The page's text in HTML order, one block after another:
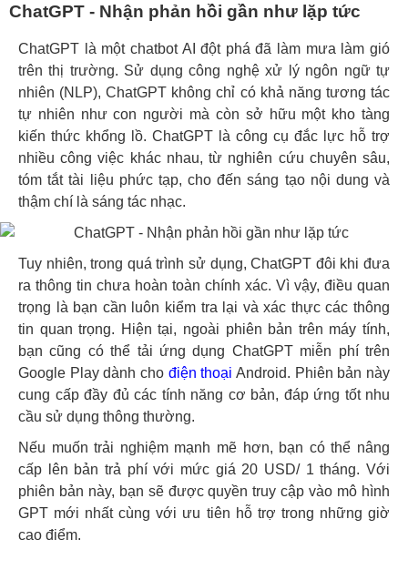
ChatGPT - Nhận phản hồi gần như lặp tức
ChatGPT là một chatbot AI đột phá đã làm mưa làm gió
trên thị trường. Sử dụng công nghệ xử lý ngôn ngữ tự
nhiên (NLP), ChatGPT không chỉ có khả năng tương tác
tự nhiên như con người mà còn sở hữu một kho tàng
kiến thức khổng lồ. ChatGPT là công cụ đắc lực hỗ trợ
nhiều công việc khác nhau, từ nghiên cứu chuyên sâu,
tóm tắt tài liệu phức tạp, cho đến sáng tạo nội dung và
thậm chí là sáng tác nhạc.
Tuy nhiên, trong quá trình sử dụng, ChatGPT đôi khi đưa
ra thông tin chưa hoàn toàn chính xác. Vì vậy, điều quan
trọng là bạn cần luôn kiểm tra lại và xác thực các thông
tin quan trọng. Hiện tại, ngoài phiên bản trên máy tính,
bạn cũng có thể tải ứng dụng ChatGPT miễn phí trên
Google Play dành cho điện thoạiAndroid. Phiên bản này
cung cấp đầy đủ các tính năng cơ bản, đáp ứng tốt nhu
cầu sử dụng thông thường.
Nếu muốn trải nghiệm mạnh mẽ hơn, bạn có thể nâng
cấp lên bản trả phí với mức giá 20 USD/ 1 tháng. Với
phiên bản này, bạn sẽ được quyền truy cập vào mô hình
GPT mới nhất cùng với ưu tiên hỗ trợ trong những giờ
cao điểm.